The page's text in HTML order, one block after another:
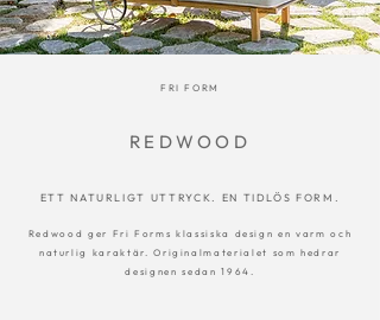
FRI FORM
REDWOOD
ETT NATURLIGT UTTRYCK. EN TIDLÖS FORM.
Redwood ger Fri Forms klassiska design en varm och
naturlig karaktär. Originalmaterialet som hedrar
designen sedan 1964.